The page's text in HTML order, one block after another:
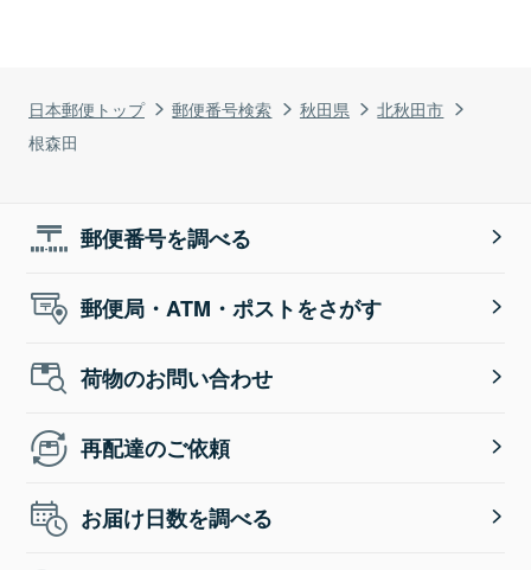
日本郵便トップ 郵便番号検索 秋田県
北秋田市
根森田
郵便番号を調べる
郵便局・ATM・ポストをさがす
荷物のお問い合わせ
再配達のご依頼
お届け日数を調べる